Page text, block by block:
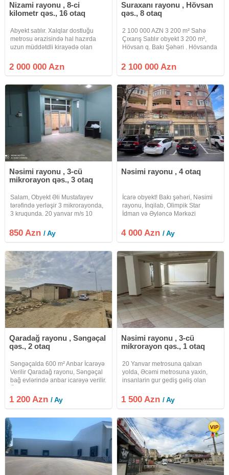
Nizami rayonu , 8-ci
kilometr qəs., 16 otaq
Abyekt satılır. Xalqlar dostluğu
metrosu ərazisində hal hazırda
uzun müddətdli kirayədə olan
tikilmiş 16 otaqlı, 4 mərtəbəli
abyektin ğeniş həyəti və maşın
2 000 000 Azn
Suraxanı rayonu , Hövsan
qəs., 8 otaq
2 100 000 AZN 3 200 m² Sahə
Çıxarış Satılır obyekt 3 200 m²,
Hövsan q. Bakı Şəhəri . Hövsanda
sot torpaq sahəsi Qiymət
2.100000 Manat. Real Alıcıya
2 100 000 Azn
Nəsimi rayonu , 3-cü
mikrorayon qəs., 3 otaq
Salam, Obyekt Əli Mustafayev
tərəfində yerləşir 3 mikrorayonda,
3 kruqunda. 20 yanvar m/s 10
Obyekt 115 m², orta təmirlidir. Su,
İşıq, kondisioner sistemi, sanitar
850 Azn/ Ay
Nəsimi rayonu , 4 otaq
İcarə obyekt! Bakı şəhəri, Nəsimi
rayonu, İnqilab, Olimpik Star
İdman və Əyləncə Mərkəzi
Çəmənzəminli küçəsi, yeni tikili
binanın 1-ci mərtəbəsində sahəsi
geniş
4 000 Azn/ Ay
Qaradağ rayonu , Səngəçal
qəs., 2 otaq
Səngəçalda 600 m² Anbar İcarəyə
Verilir Qaradağ rayonu, Səngəçal
bağ evlərində anbar icarəyə verilir.
Hündürlük: 4 metr Depo, anbar,
material və məhsul saxlamaq
1 200 Azn/ Ay
Nəsimi rayonu , 3-cü
mikrorayon qəs., 1 otaq
20 Yanvar metrosuna qalxan
yolda, Əcəmi metrosuna yaxin,
insanlarin gur gediş gəliş olan
dairəsi ilə üz-bəüz, 10 mərtəbəli
binanin altinda yarim zirzəmi
Deposu,
1 500 Azn/ Ay